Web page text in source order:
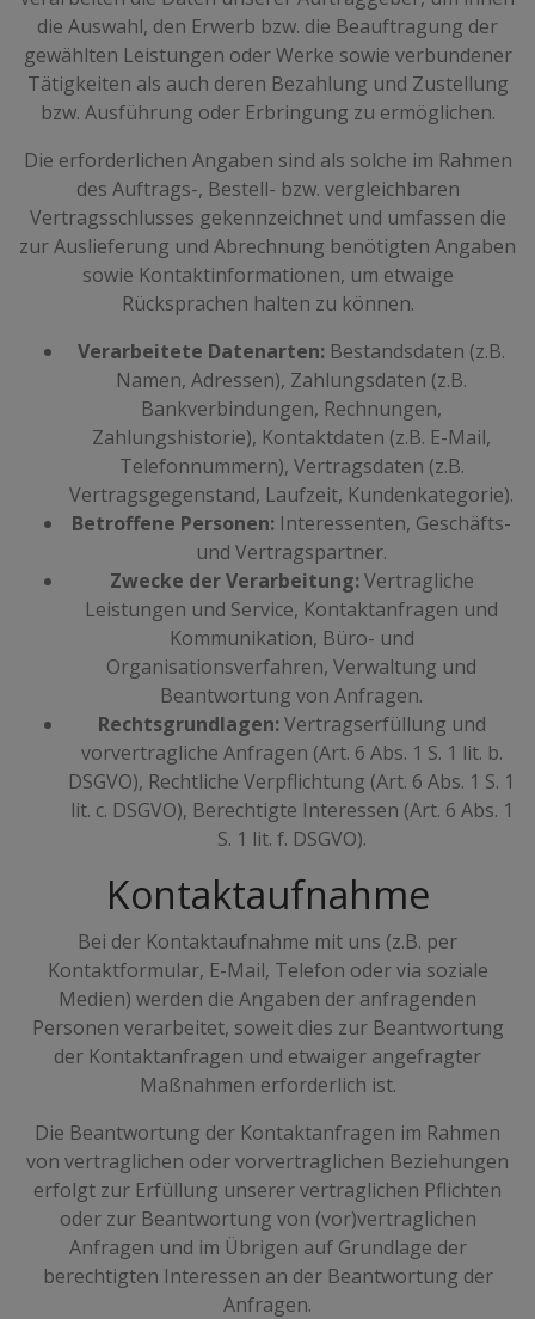
die Auswahl, den Erwerb bzw. die Beauftragung der
gewählten Leistungen oder Werke sowie verbundener
Tätigkeiten als auch deren Bezahlung und Zustellung
bzw. Ausführung oder Erbringung zu ermöglichen.
Die erforderlichen Angaben sind als solche im Rahmen
des Auftrags-, Bestell- bzw. vergleichbaren
Vertragsschlusses gekennzeichnet und umfassen die
zur Auslieferung und Abrechnung benötigten Angaben
sowie Kontaktinformationen, um etwaige
Rücksprachen halten zu können.
Verarbeitete Datenarten: Bestandsdaten (z.B.
Namen, Adressen), Zahlungsdaten (z.B.
Bankverbindungen, Rechnungen,
Zahlungshistorie), Kontaktdaten (z.B. E-Mail,
Telefonnummern), Vertragsdaten (z.B.
Vertragsgegenstand, Laufzeit, Kundenkategorie).
Betroffene Personen: Interessenten, Geschäfts-
und Vertragspartner.
Zwecke der Verarbeitung:Vertragliche
Leistungen und Service, Kontaktanfragen und
Kommunikation, Büro- und
Organisationsverfahren, Verwaltung und
Beantwortung von Anfragen.
Rechtsgrundlagen:Vertragserfüllung und
vorvertragliche Anfragen (Art. 6 Abs. 1 S. 1 lit. b.
DSGVO), Rechtliche Verpflichtung (Art. 6 Abs. 1 S. 1
lit. c. DSGVO), Berechtigte Interessen (Art. 6 Abs. 1
S. 1 lit. f. DSGVO).
Kontaktaufnahme
Bei der Kontaktaufnahme mit uns (z.B. per
Kontaktformular, E-Mail, Telefon oder via soziale
Medien) werden die Angaben der anfragenden
Personen verarbeitet, soweit dies zur Beantwortung
der Kontaktanfragen und etwaiger angefragter
Maßnahmen erforderlich ist.
Die Beantwortung der Kontaktanfragen im Rahmen
von vertraglichen oder vorvertraglichen Beziehungen
erfolgt zur Erfüllung unserer vertraglichen Pflichten
oder zur Beantwortung von (vor)vertraglichen
Anfragen und im Übrigen auf Grundlage der
berechtigten Interessen an der Beantwortung der
Anfragen.